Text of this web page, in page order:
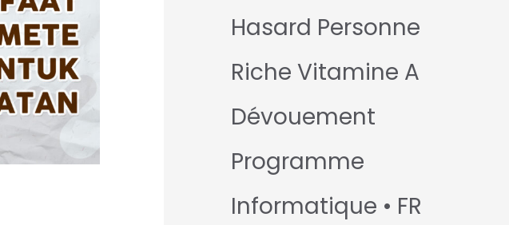
Hasard Personne
Riche Vitamine A
Dévouement
Programme
Informatique • FR